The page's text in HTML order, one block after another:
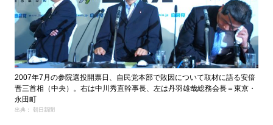
2007年7月の参院選投開票日、自民党本部で敗因について取材に語る安倍
晋三首相（中央）。右は中川秀直幹事長、左は丹羽雄哉総務会長＝東京・
永田町
出典： 朝日新聞